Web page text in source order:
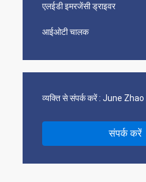
एलईडी इमरजेंसी ड्राइवर
आईओटी चालक
व्यक्ति से संपर्क करें : June Zhao
संपर्क करें